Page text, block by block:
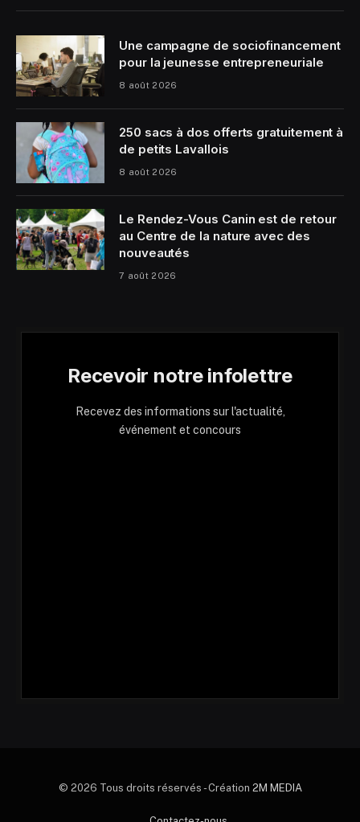
Une campagne de sociofinancement
pour la jeunesse entrepreneuriale
8 août 2026
250 sacs à dos offerts gratuitement à
de petits Lavallois
8 août 2026
Le Rendez-Vous Canin est de retour
au Centre de la nature avec des
nouveautés
7 août 2026
Recevoir notre infolettre
Recevez des informations sur l'actualité,
événement et concours
© 2026 Tous droits réservés - Création 2M MEDIA